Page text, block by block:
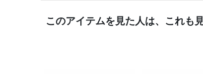
このアイテムを見た人は、これも